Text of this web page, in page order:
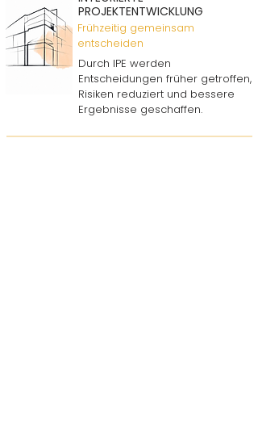
PROJEKTENTWICKLUNG
Frühzeitig gemeinsam
entscheiden
Durch IPE werden
Entscheidungen früher getroffen,
Risiken reduziert und bessere
Ergebnisse geschaffen.